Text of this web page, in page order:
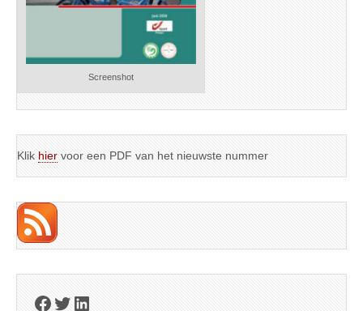
Screenshot
Klik hier voor een PDF van het nieuwste nummer
Facebook
Twitter
LinkedIn